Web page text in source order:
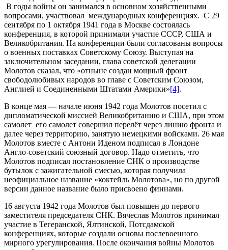
В годы войны он занимался в основном хозяйственными
вопросами, участвовал международных конференциях. С 29
сентября по 1 октября 1941 года в Москве состоялась
конференция, в которой принимали участие СССР, США и
Великобритания. На конференции были согласованы вопросы
о военных поставках Советскому Союзу. Выступая на
заключительном заседании, глава советской делегации
Молотов сказал, что «отныне создан мощный фронт
свободолюбивых народов во главе с Советским Союзом,
Англией и Соединенными Штатами Америки»[4].
В конце мая — начале июня 1942 года Молотов посетил с
дипломатической миссией Великобританию и США, при этом
самолет его самолет совершил перелёт через линию фронта и
далее через территорию, занятую немецкими войсками. 26 мая
Молотов вместе с Антони Иденом подписал в Лондоне
Англо-советский союзный договор. Надо отметить, что
Молотов подписал постановление СНК о производстве
бутылок с зажигательной смесью, которая получила
неофициальное название «коктейль Молотова», но по другой
версии данное название было присвоено финнами.
16 августа 1942 года Молотов был повышен до первого
заместителя председателя СНК. Вячеслав Молотов принимал
участие в Тегеранской, Ялтинской, Потсдамской
конференциях, которые создали основы послевоенного
мирного урегулирования. После окончания войны Молотов